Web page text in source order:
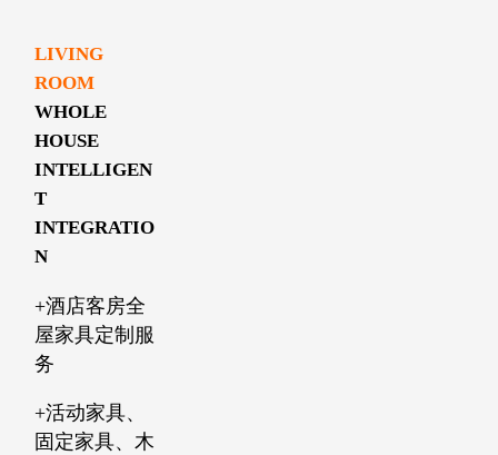
LIVING
ROOM
WHOLE
HOUSE
INTELLIGEN
T
INTEGRATIO
N
+酒店客房全
屋家具定制服
务
+活动家具、
固定家具、木